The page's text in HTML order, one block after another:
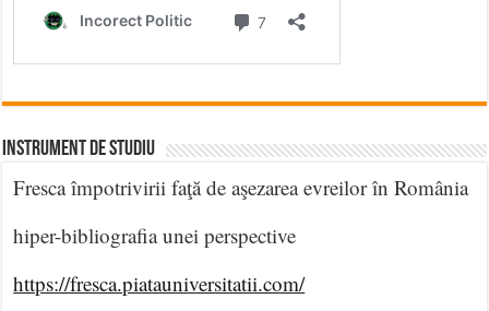
INSTRUMENT DE STUDIU
Fresca împotrivirii faţă de aşezarea evreilor în România
hiper-bibliografia unei perspective
https://fresca.piatauniversitatii.com/